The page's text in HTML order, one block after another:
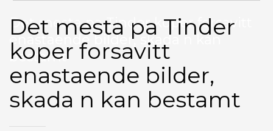
Det mesta pa Tinder koper forsavitt
enastaende bilder, skada n kan
bestamt
Det mesta pa Tinder
koper forsavitt
enastaende bilder,
skada n kan bestamt